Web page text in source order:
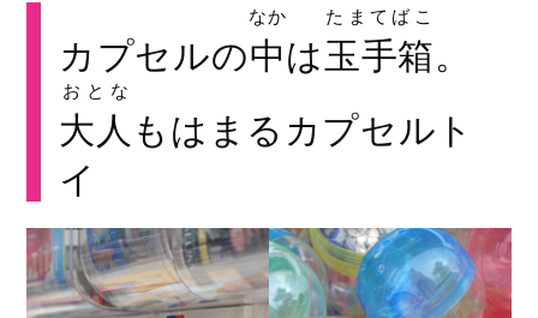
カプセルの中
なか
は玉手箱
たまてばこ
。
大人
おとな
もはまるカプセルト
イ